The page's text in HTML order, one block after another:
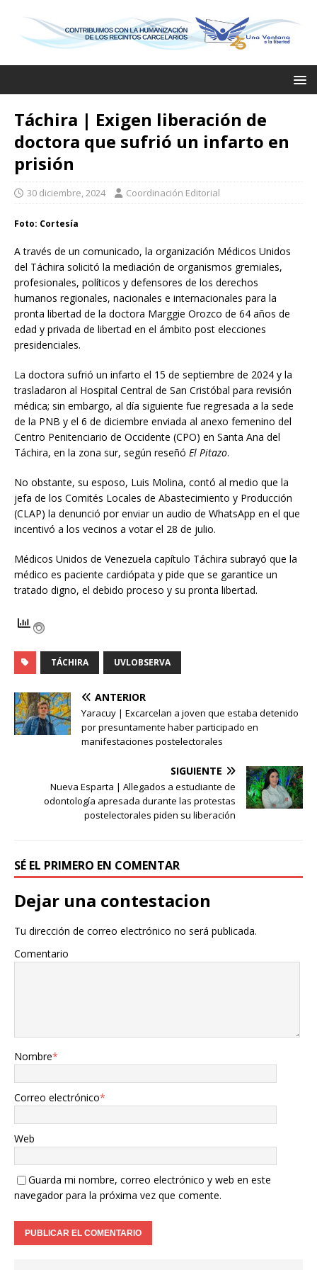
Táchira | Exigen liberación de
doctora que sufrió un infarto en
prisión
30 diciembre, 2024 Coordinación Editorial
Foto: Cortesía
A través de un comunicado, la organización Médicos Unidos
del Táchira solicitó la mediación de organismos gremiales,
profesionales, políticos y defensores de los derechos
humanos regionales, nacionales e internacionales para la
pronta libertad de la doctora Marggie Orozco de 64 años de
edad y privada de libertad en el ámbito post elecciones
presidenciales.
La doctora sufrió un infarto el 15 de septiembre de 2024 y la
trasladaron al Hospital Central de San Cristóbal para revisión
médica; sin embargo, al día siguiente fue regresada a la sede
de la PNB y el 6 de diciembre enviada al anexo femenino del
Centro Penitenciario de Occidente (CPO) en Santa Ana del
Táchira, en la zona sur, según reseñó El Pitazo.
No obstante, su esposo, Luis Molina, contó al medio que la
jefa de los Comités Locales de Abastecimiento y Producción
(CLAP) la denunció por enviar un audio de WhatsApp en el que
incentivó a los vecinos a votar el 28 de julio.
Médicos Unidos de Venezuela capítulo Táchira subrayó que la
médico es paciente cardiópata y pide que se garantice un
tratado digno, el debido proceso y su pronta libertad.
TÁCHIRA UVLOBSERVA
ANTERIOR
Yaracuy | Excarcelan a joven que estaba detenido
por presuntamente haber participado en
manifestaciones postelectorales
SIGUIENTE
Nueva Esparta | Allegados a estudiante de
odontología apresada durante las protestas
postelectorales piden su liberación
SÉ EL PRIMERO EN COMENTAR
Dejar una contestacion
Tu dirección de correo electrónico no será publicada.
Comentario
Nombre*
Correo electrónico*
Web
Guarda mi nombre, correo electrónico y web en este
navegador para la próxima vez que comente.